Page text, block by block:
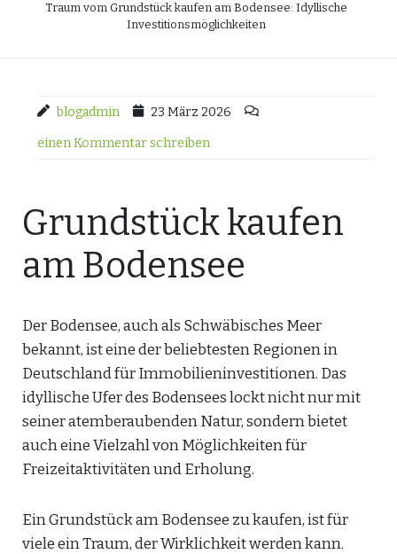
Traum vom Grundstück kaufen am Bodensee: Idyllische
Investitionsmöglichkeiten
blogadmin 23 März 2026
einen Kommentar schreiben
Grundstück kaufen
am Bodensee
Der Bodensee, auch als Schwäbisches Meer
bekannt, ist eine der beliebtesten Regionen in
Deutschland für Immobilieninvestitionen. Das
idyllische Ufer des Bodensees lockt nicht nur mit
seiner atemberaubenden Natur, sondern bietet
auch eine Vielzahl von Möglichkeiten für
Freizeitaktivitäten und Erholung.
Ein Grundstück am Bodensee zu kaufen, ist für
viele ein Traum, der Wirklichkeit werden kann.